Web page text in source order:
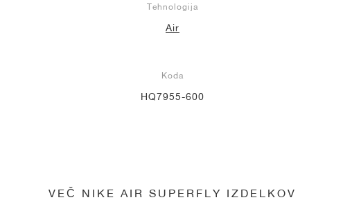
Tehnologija
Air
Koda
HQ7955-600
VEČ NIKE AIR SUPERFLY IZDELKOV